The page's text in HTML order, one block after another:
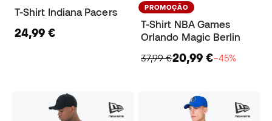
T-Shirt Indiana Pacers
24,99 €
PROMOÇÃO
T-Shirt NBA Games
Orlando Magic Berlin
37,99 €20,99 €−45%